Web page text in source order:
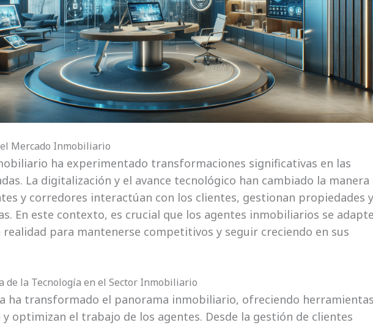
Mercado Inmobiliario
ha experimentado transformaciones significativas en las
La digitalización y el avance tecnológico han cambiado la manera
y corredores interactúan con los clientes, gestionan propiedades y
En este contexto, es crucial que los agentes inmobiliarios se
realidad para mantenerse competitivos y seguir creciendo en sus
de la Tecnología en el Sector Inmobiliario
ha transformado el panorama inmobiliario, ofreciendo herramientas
optimizan el trabajo de los agentes. Desde la gestión de clientes